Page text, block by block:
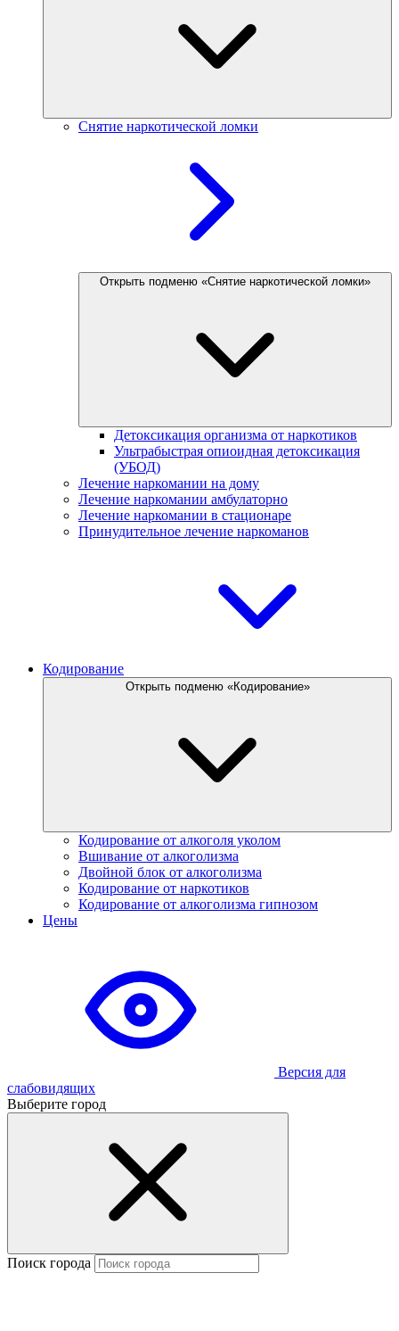
Снятие наркотической ломки
Открыть подменю «Снятие наркотической ломки»
Детоксикация организма от наркотиков
Ультрабыстрая опиоидная детоксикация
(УБОД)
Лечение наркомании на дому
Лечение наркомании амбулаторно
Лечение наркомании в стационаре
Принудительное лечение наркоманов
Кодирование
Открыть подменю «Кодирование»
Кодирование от алкоголя уколом
Вшивание от алкоголизма
Двойной блок от алкоголизма
Кодирование от наркотиков
Кодирование от алкоголизма гипнозом
Цены
Версия для
слабовидящих
Выберите город
Поиск города